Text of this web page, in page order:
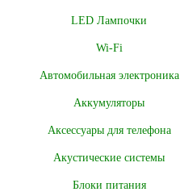
LED Лампочки
Wi-Fi
Автомобильная электроника
Аккумуляторы
Аксессуары для телефона
Акустические системы
Блоки питания